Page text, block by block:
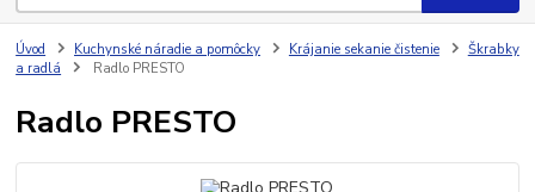
Úvod Kuchynské náradie a pomôcky Krájanie sekanie čistenie
Škrabky
a radlá
Radlo PRESTO
Radlo PRESTO